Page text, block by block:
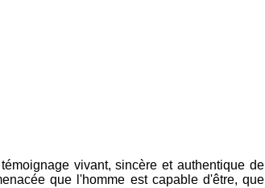
vivant, sincère et authentique de
que l'homme est capable d'être, que